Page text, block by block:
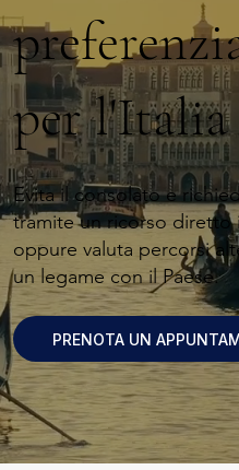
per l'Italia
Evita il consolato e
tramite un ricorso diretto
oppure valuta percorsi
un legame con il Paese.
PRENOTA UN